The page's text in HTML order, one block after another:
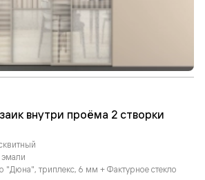
внутри проёма 2 створки
"Дюна", триплекс, 6 мм + Фактурное стекло